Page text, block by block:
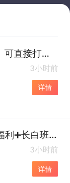
品检员3500元起（长白班➕补助）可直接打电话
3小时前
详情
会计底薪4000起（清丰县➕节日福利➕长白班）可直接打电话
3小时前
详情